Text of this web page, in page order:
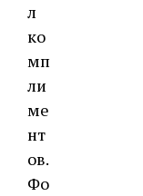
л
ко
мп
ли
ме
нт
ов.
Фо